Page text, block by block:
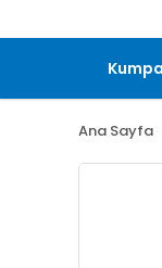
Ana Sayfa